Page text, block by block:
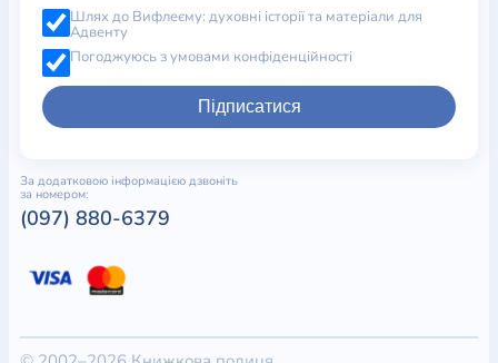
Шлях до Вифлеєму: духовні історії та матеріали для
Адвенту
Погоджуюсь з умовами конфіденційності
Підписатися
За додатковою інформацією дзвоніть
за номером:
(097) 880-6379